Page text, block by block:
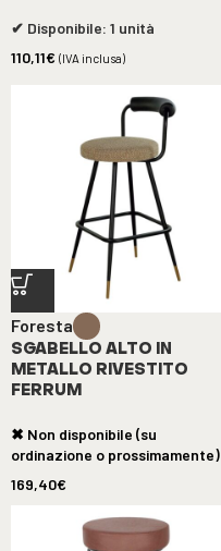
✔ Disponibile: 1 unità
110,11€ (IVA inclusa)
Foresta
SGABELLO ALTO IN
METALLO RIVESTITO
FERRUM
✖ Non disponibile (su
ordinazione o prossimamente)
169,40€